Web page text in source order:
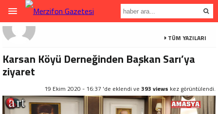
TÜM YAZILARI
Karsan Köyü Derneğinden Başkan Sarı’ya
ziyaret
19 Ekim 2020 - 16:37 'de eklendi ve 393 views kez görüntülendi.